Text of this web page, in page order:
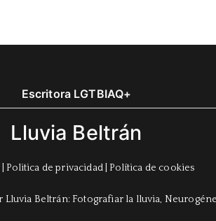
Escritora LGTBIAQ+
Lluvia Beltrán
Politica de privacidad| Política de cookies